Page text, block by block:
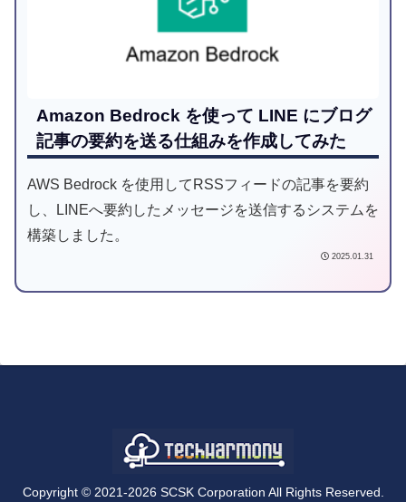
Amazon Bedrock を使って LINE にブログ
記事の要約を送る仕組みを作成してみた
AWS Bedrock を使用してRSSフィードの記事を要約
し、LINEへ要約したメッセージを送信するシステムを
構築しました。
2025.01.31
Copyright © 2021-2026 SCSK Corporation All Rights Reserved.